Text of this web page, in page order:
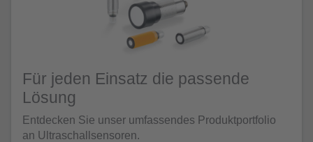
Für jeden Einsatz die passende
Lösung
Entdecken Sie unser umfassendes Produktportfolio
an Ultraschallsensoren.